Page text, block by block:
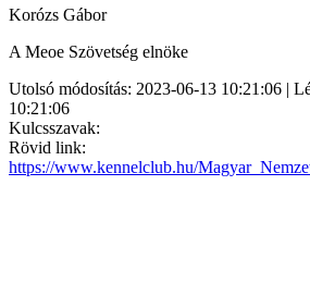
Korózs Gábor
A Meoe Szövetség elnöke
Utolsó módosítás: 2023-06-13 10:21:06 |
10:21:06
Kulcsszavak:
Rövid link:
https://www.kennelclub.hu/